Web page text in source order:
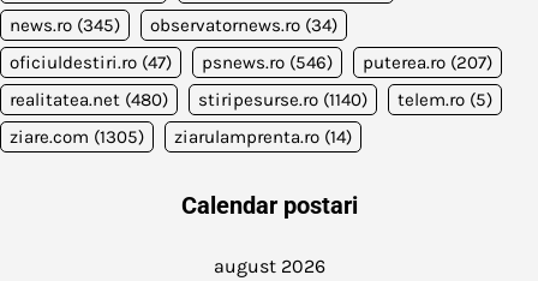
news.ro (345) observatornews.ro (34)
oficiuldestiri.ro (47) psnews.ro (546) puterea.ro (207)
realitatea.net (480) stiripesurse.ro (1140) telem.ro (5)
ziare.com (1305) ziarulamprenta.ro (14)
Calendar postari
august 2026